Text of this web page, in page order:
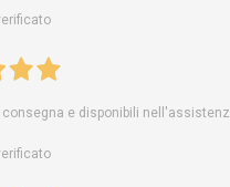
consegna e disponibili